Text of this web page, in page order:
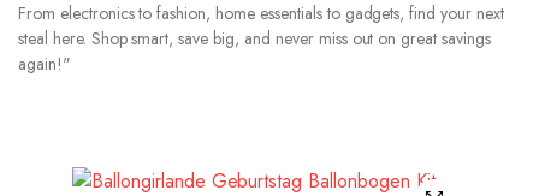
From electronics to fashion, home essentials to gadgets, find your next
steal here. Shop smart, save big, and never miss out on great savings
again!"